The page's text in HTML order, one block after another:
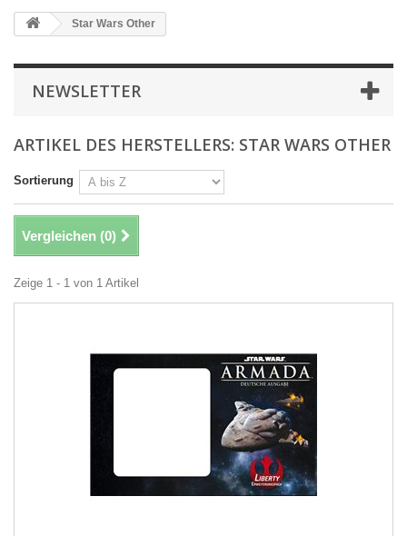
Star Wars Other
NEWSLETTER
ARTIKEL DES HERSTELLERS: STAR WARS OTHER
Sortierung
Vergleichen (0)
Zeige 1 - 1 von 1 Artikel